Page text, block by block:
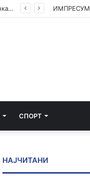
ЦУК со пресек до 13 часот: Активни пожари во Аеродром, Илинден, Босилово, Крива Паланка и Гостивар ИМПРЕСУМ
СПОРТ
НАЈЧИТАНИ